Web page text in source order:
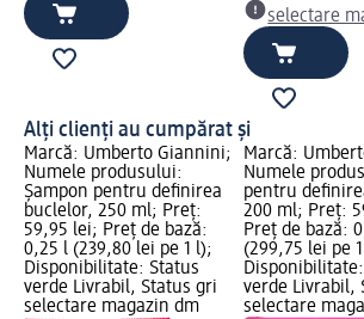
selectare
Alți clienți au cumpărat și
Marcă: Umberto Giannini;
Numele produsului:
Șampon pentru definirea
buclelor, 250 ml; Preț:
59,95 lei; Preț de bază:
0,25 l (239,80 lei pe 1 l);
Disponibilitate: Status
verde Livrabil, Status gri
selectare magazin dm
Marcă:
Numele
pentru
200 ml; Preț:
Preț de bază:
(299,75 lei pe
verde Livrabil,
selectare